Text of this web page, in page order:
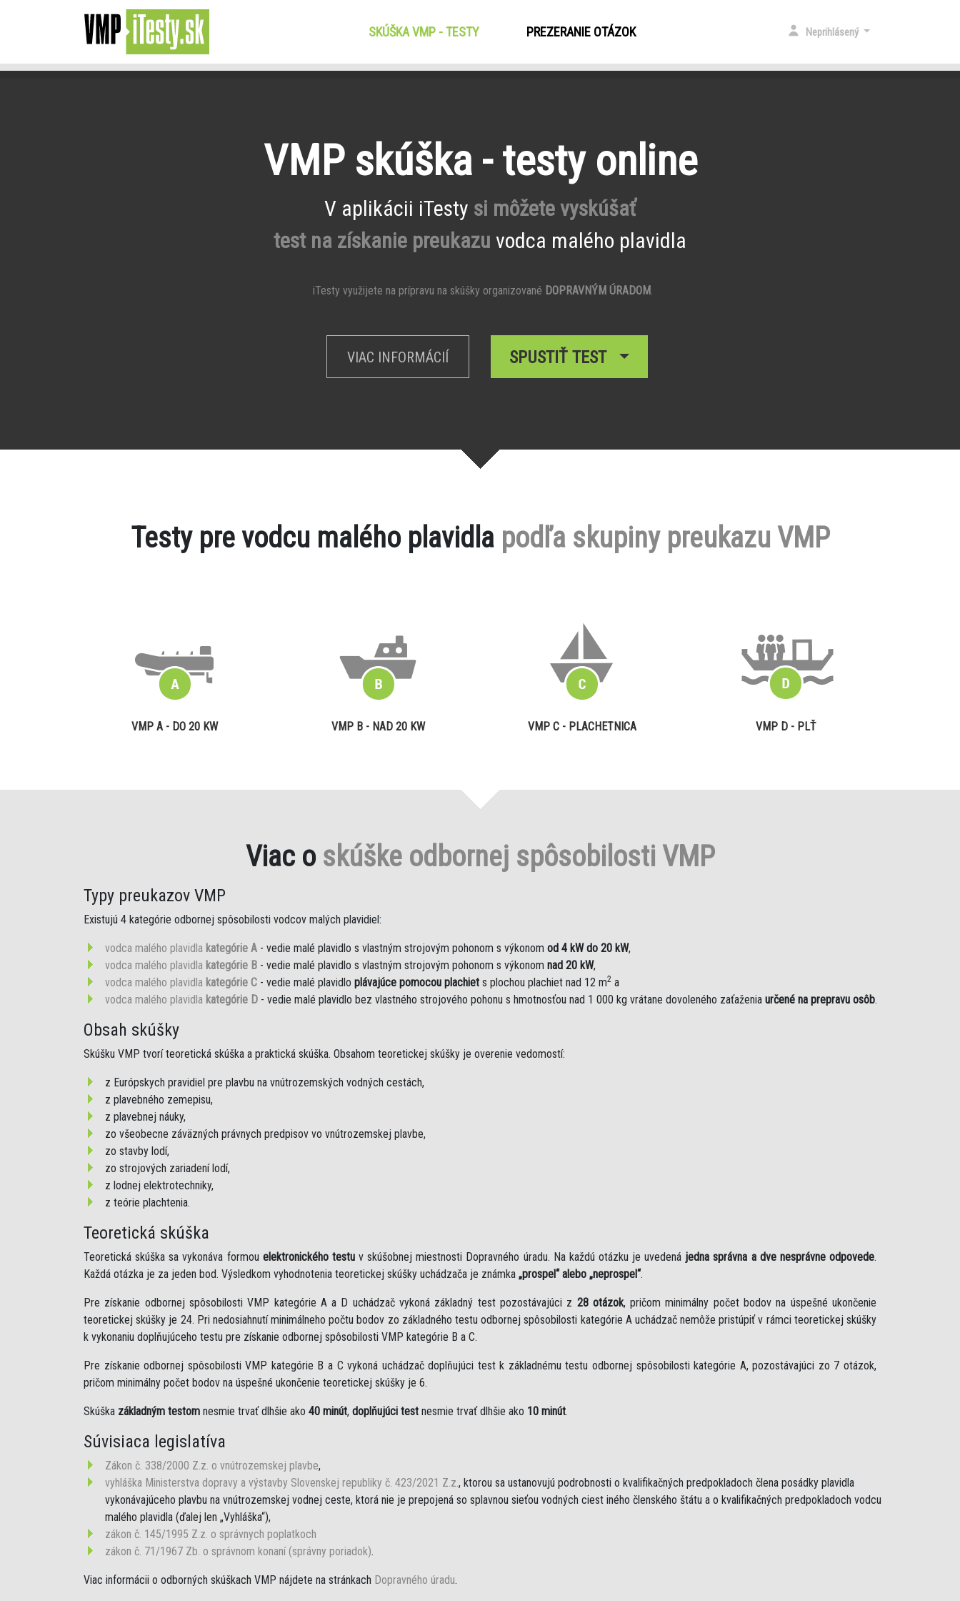
SKÚŠKA VMP - TESTY(CURRENT)PREZERANIE OTÁZOK Neprihlásený
VMP skúška - testy online
V aplikácii iTesty si môžete vyskúšať
test na získanie preukazu vodca malého plavidla
iTesty využijete na prípravu na skúšky organizované DOPRAVNÝM ÚRADOM.
VIAC INFORMÁCIÍ SPUSTIŤ TEST
Testy pre vodcu malého plavidla podľa skupiny preukazu VMP
VMP A - DO 20 KW VMP B - NAD 20 KW VMP C - PLACHETNICA VMP D - PLŤ
Viac o skúške odbornej spôsobilosti VMP
Typy preukazov VMP
Existujú 4 kategórie odbornej spôsobilosti vodcov malých plavidiel:
vodca malého plavidla kategórie A - vedie malé plavidlo s vlastným strojovým pohonom s výkonom od 4 kW do 20 kW,
vodca malého plavidla kategórie B - vedie malé plavidlo s vlastným strojovým pohonom s výkonom nad 20 kW,
vodca malého plavidla kategórie C - vedie malé plavidlo plávajúce pomocou plachiet s plochou plachiet nad 12 m2 a
vodca malého plavidla kategórie D - vedie malé plavidlo bez vlastného strojového pohonu s hmotnosťou nad 1 000 kg vrátane dovoleného zaťaženia určené na prepravu osôb.
Obsah skúšky
Skúšku VMP tvorí teoretická skúška a praktická skúška. Obsahom teoretickej skúšky je overenie vedomostí:
z Európskych pravidiel pre plavbu na vnútrozemských vodných cestách,
z plavebného zemepisu,
z plavebnej náuky,
zo všeobecne záväzných právnych predpisov vo vnútrozemskej plavbe,
zo stavby lodí,
zo strojových zariadení lodí,
z lodnej elektrotechniky,
z teórie plachtenia.
Teoretická skúška
Teoretická skúška sa vykonáva formou elektronického testuv skúšobnej miestnosti Dopravného úradu. Na každú otázku je uvedená jedna správna a dve nesprávne odpovede.
Každá otázka je za jeden bod. Výsledkom vyhodnotenia teoretickej skúšky uchádzača je známka „prospel“ alebo „neprospel“.
Pre získanie odbornej spôsobilosti VMP kategórie A a D uchádzač vykoná základný test pozostávajúci z 28 otázok, pričom minimálny počet bodov na úspešné ukončenie
teoretickej skúšky je 24. Pri nedosiahnutí minimálneho počtu bodov zo základného testu odbornej spôsobilosti kategórie A uchádzač nemôže pristúpiť v rámci teoretickej skúšky
k vykonaniu doplňujúceho testu pre získanie odbornej spôsobilosti VMP kategórie B a C.
Pre získanie odbornej spôsobilosti VMP kategórie B a C vykoná uchádzač doplňujúci test k základnému testu odbornej spôsobilosti kategórie A, pozostávajúci zo 7 otázok,
pričom minimálny počet bodov na úspešné ukončenie teoretickej skúšky je 6.
Skúška základným testom nesmie trvať dlhšie ako 40 minút, doplňujúci test nesmie trvať dlhšie ako 10 minút.
Súvisiaca legislatíva
Zákon č. 338/2000 Z.z. o vnútrozemskej plavbe,
vyhláška Ministerstva dopravy a výstavby Slovenskej republiky č. 423/2021 Z.z., ktorou sa ustanovujú podrobnosti o kvalifikačných predpokladoch člena posádky plavidla
vykonávajúceho plavbu na vnútrozemskej vodnej ceste, ktorá nie je prepojená so splavnou sieťou vodných ciest iného členského štátu a o kvalifikačných predpokladoch vodcu
malého plavidla (ďalej len „Vyhláška“),
zákon č. 145/1995 Z.z. o správnych poplatkoch
zákon č. 71/1967 Zb. o správnom konaní (správny poriadok).
Viac informácii o odborných skúškach VMP nájdete na stránkach Dopravného úradu.